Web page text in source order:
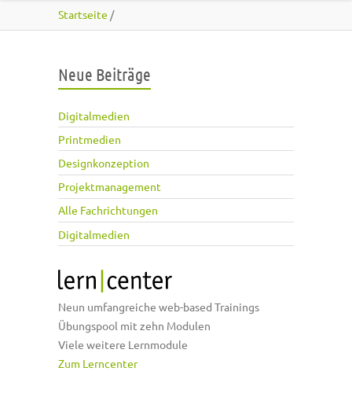
Startseite /
Neue Beiträge
Digitalmedien
Printmedien
Designkonzeption
Projektmanagement
Alle Fachrichtungen
Digitalmedien
Neun umfangreiche web-based Trainings
Übungspool mit zehn Modulen
Viele weitere Lernmodule
Zum Lerncenter